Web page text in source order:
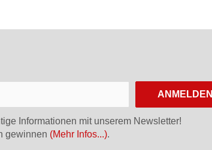
ANMELDEN
Informationen mit unserem Newsletter!
gewinnen (Mehr Infos...).